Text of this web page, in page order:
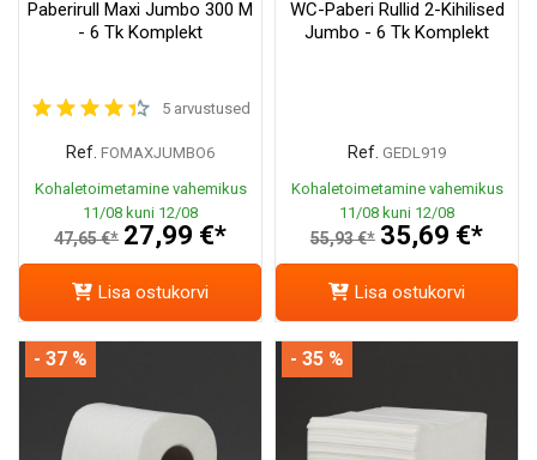
Paberirull Maxi Jumbo 300 M
- 6 Tk Komplekt
5 arvustused
Ref. FOMAXJUMBO6
Kohaletoimetamine vahemikus
11/08 kuni 12/08
47,65 €* 27,99 €*
Lisa ostukorvi
WC-Paberi Rullid 2-Kihilised
Jumbo - 6 Tk Komplekt
Ref. GEDL919
Kohaletoimetamine vahemikus
11/08 kuni 12/08
55,93 €* 35,69 €*
Lisa ostukorvi
- 37 % - 35 %